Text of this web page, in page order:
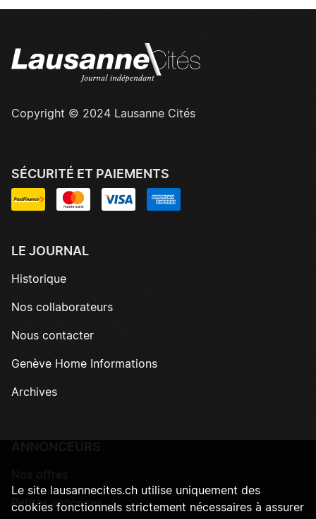
Copyright © 2024 Lausanne Cités
SÉCURITÉ ET PAIEMENTS
LE JOURNAL
Historique
Nos collaborateurs
Nous contacter
Genève Home Informations
Archives
Petites annonces
Le site lausannecites.ch utilise uniquement des
cookies fonctionnels strictement nécessaires à assurer